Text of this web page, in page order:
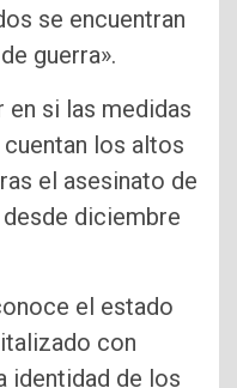
se encuentran
guerra».
en si las medidas
los altos
el asesinato de
diciembre
el estado
con
identidad de los